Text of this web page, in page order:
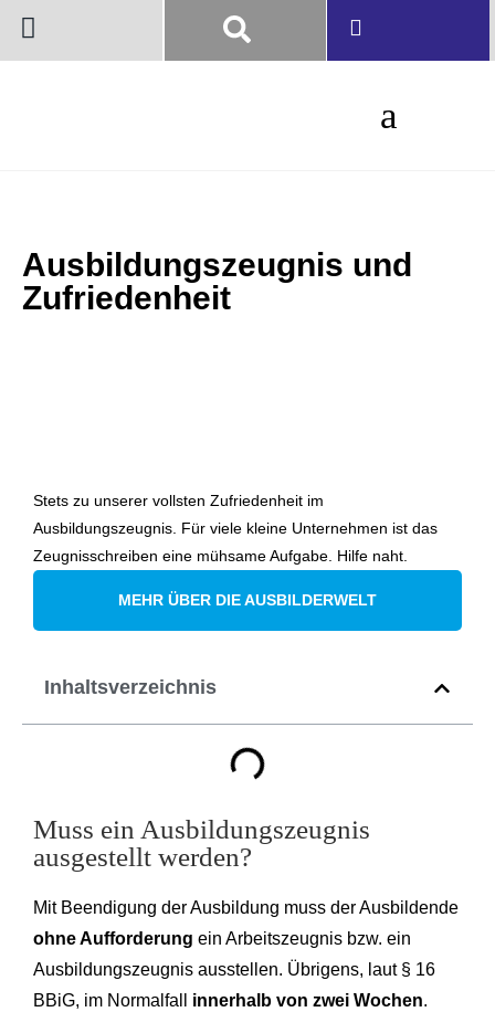
Ausbildungszeugnis und
Zufriedenheit
Stets zu unserer vollsten Zufriedenheit im
Ausbildungszeugnis. Für viele kleine Unternehmen ist das
Zeugnisschreiben eine mühsame Aufgabe. Hilfe naht.
MEHR ÜBER DIE AUSBILDERWELT
Inhaltsverzeichnis
Muss ein Ausbildungszeugnis
ausgestellt werden?
Mit Beendigung der Ausbildung muss der Ausbildende
ohne Aufforderung ein Arbeitszeugnis bzw. ein
Ausbildungszeugnis ausstellen. Übrigens, laut § 16
BBiG, im Normalfall innerhalb von zwei Wochen.